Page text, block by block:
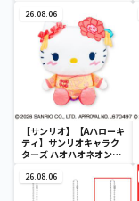
26.08.06
【サンリオ】【Aハローキ
ティ】サンリオキャラク
ターズ ハオハオネオンタ
26.08.06